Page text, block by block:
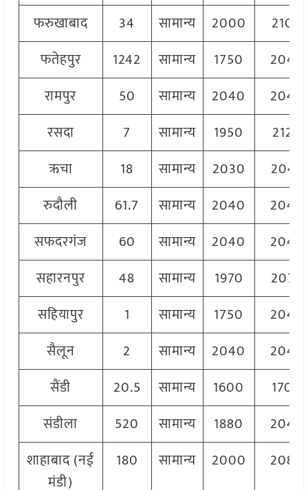
फरुखाबाद 34 सामान्य 2000
2100
फतेहपुर
1242 सामान्य 1750
2040
रामपुर
50 सामान्य 2040
2040
रसदा
7 सामान्य 1950
2120
ऋचा
18 सामान्य 2030
2045
रुदौली
61.7 सामान्य 2040
2040
सफदरगंज
60 सामान्य 2040
2040
सहारनपुर
48 सामान्य 1970
2075
सहियापुर
1 सामान्य 1750
2040
सैलून
2 सामान्य 2040
2040
सैंडी
20.5 सामान्य 1600
1700
संडीला
520 सामान्य 1880
2040
शाहाबाद (नई
मंडी)
180 सामान्य 2000 2080